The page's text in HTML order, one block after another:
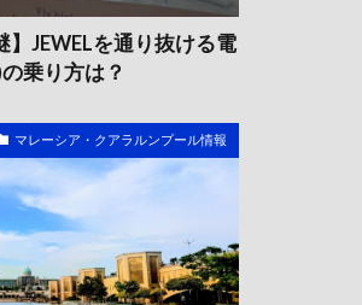
】JEWELを通り抜ける電
乗り方は？
マレーシア・クアラルンプール情報